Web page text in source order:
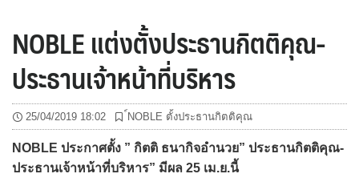
NOBLE แต่งตั้งประธานกิตติคุณ-
ประธานเจ้าหน้าที่บริหาร
25/04/2019 18:02 ์NOBLE ตั้งประธานกิตติคุณ
NOBLE ประกาศตั้ง ” กิตติ ธนากิจอำนวย” ประธานกิตติคุณ-
ประธานเจ้าหน้าที่บริหาร” มีผล 25 เม.ย.นี้